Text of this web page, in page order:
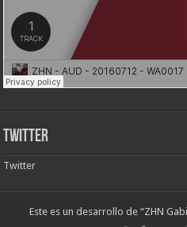
Twitter
Twitter
Este es un desarrollo de “ZHN